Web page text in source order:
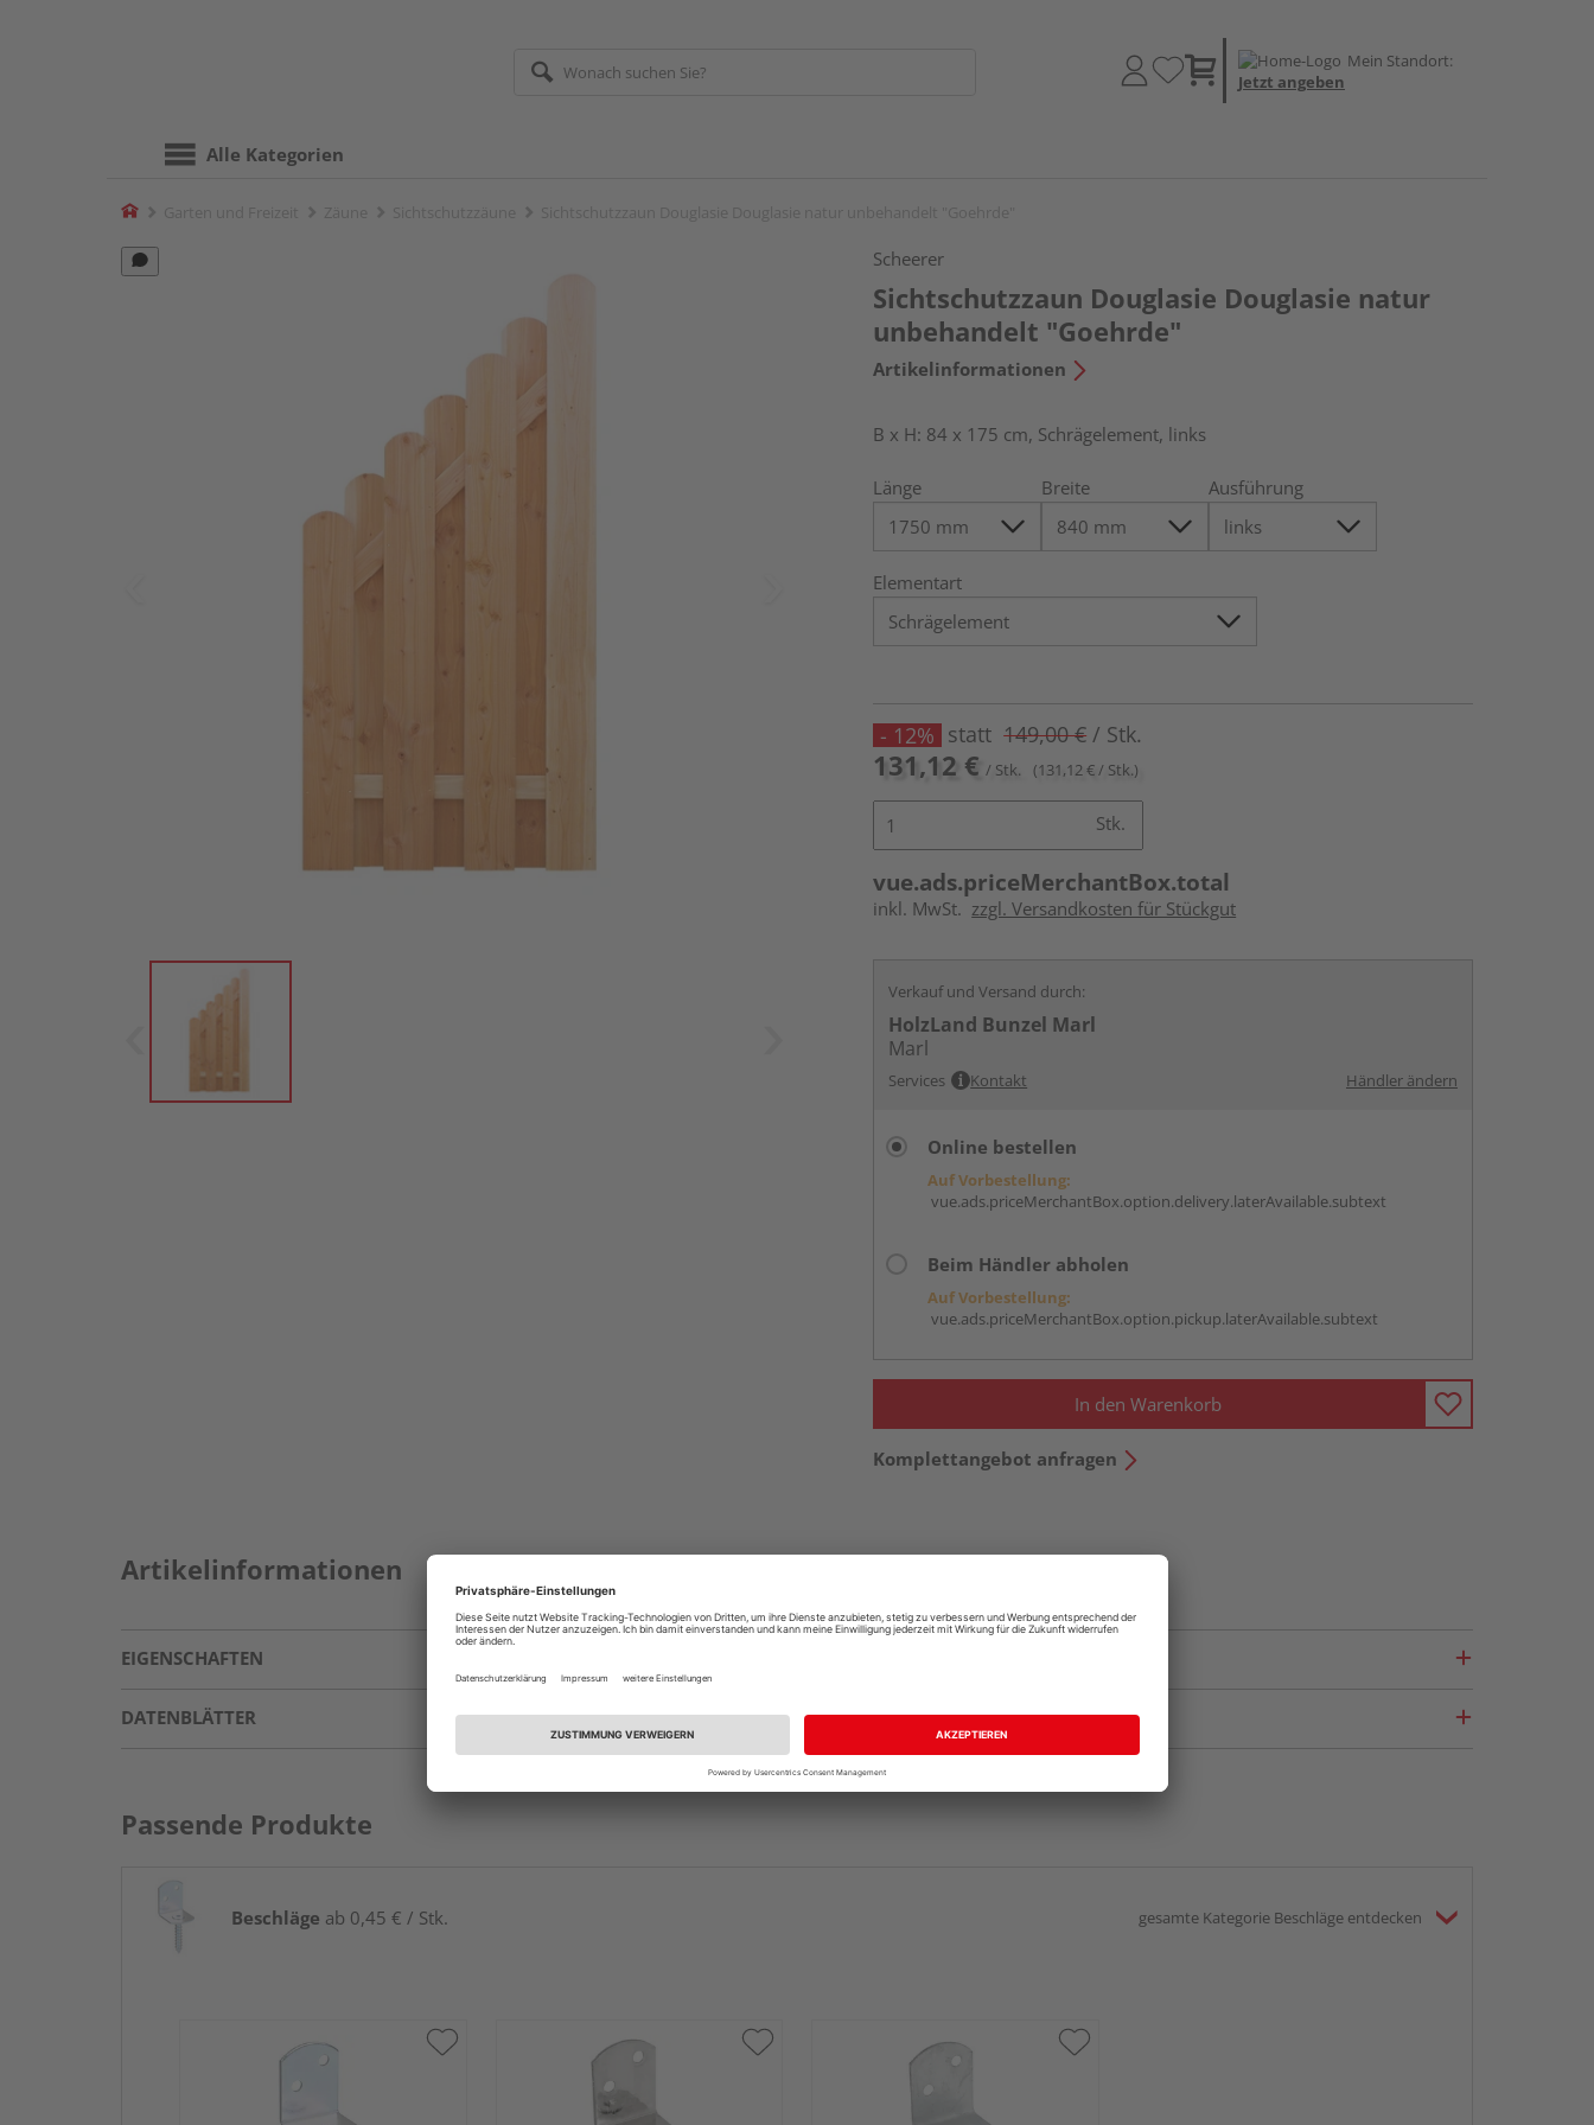
Mein Standort:
Jetzt angeben
Alle Kategorien
Home
Scheerer
Sichtschutzzaun Douglasie Douglasie natur
unbehandelt "Goehrde"
Artikelinformationen
B x H: 84 x 175 cm, Schrägelement, links
Länge Breite Ausführung
Elementart
- 12% statt 149,00 € / Stk.
131,12 € / Stk. (131,12 € / Stk.)
Stk.
vue.ads.priceMerchantBox.total
inkl. MwSt. zzgl. Versandkosten für Stückgut
Verkauf und Versand durch:
HolzLand Bunzel Marl
Marl
Services Kontakt Händler ändern
Online bestellen
Auf Vorbestellung:
vue.ads.priceMerchantBox.option.delivery.laterAvailable.subtext
Beim Händler abholen
Auf Vorbestellung:
vue.ads.priceMerchantBox.option.pickup.laterAvailable.subtext
In den Warenkorb
Komplettangebot anfragen
Artikelinformationen
EIGENSCHAFTEN
DATENBLÄTTER
Passende Produkte
Beschläge ab 0,45 € / Stk. gesamte Kategorie Beschläge entdecken